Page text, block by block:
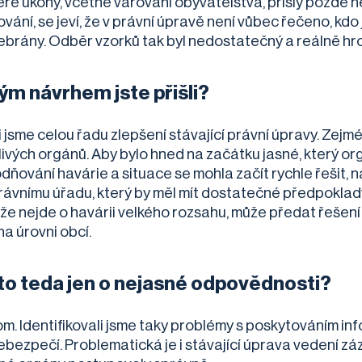
se jeví, že v právní úpravě není vůbec řečeno,
Odběr vzorků tak byl nedostatečný a reálně
návrhem jste přišli?
jsme celou řadu zlepšení stávající právní úpravy.
orgánů. Aby bylo hned na začátku jasné, který
havárie a situace se mohla začít rychle řešit,
úřadu, který by měl mít dostatečné
nejde o havárii velkého rozsahu, může předat
úrovni obcí.
teda jen o nejasné odpovědnosti?
Identifikovali jsme taky problémy s poskytováním
Problematická je i stávající úprava vedení